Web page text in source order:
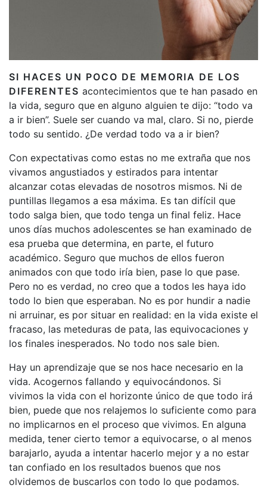
SI HACES UN POCO DE MEMORIA DE LOS
DIFERENTES acontecimientos que te han pasado en
la vida, seguro que en alguno alguien te dijo: “todo va
a ir bien”. Suele ser cuando va mal, claro. Si no, pierde
todo su sentido. ¿De verdad todo va a ir bien?
Con expectativas como estas no me extraña que nos
vivamos angustiados y estirados para intentar
alcanzar cotas elevadas de nosotros mismos. Ni de
puntillas llegamos a esa máxima. Es tan difícil que
todo salga bien, que todo tenga un final feliz. Hace
unos días muchos adolescentes se han examinado de
esa prueba que determina, en parte, el futuro
académico. Seguro que muchos de ellos fueron
animados con que todo iría bien, pase lo que pase.
Pero no es verdad, no creo que a todos les haya ido
todo lo bien que esperaban. No es por hundir a nadie
ni arruinar, es por situar en realidad: en la vida existe el
fracaso, las meteduras de pata, las equivocaciones y
los finales inesperados. No todo nos sale bien.
Hay un aprendizaje que se nos hace necesario en la
vida. Acogernos fallando y equivocándonos. Si
vivimos la vida con el horizonte único de que todo irá
bien, puede que nos relajemos lo suficiente como para
no implicarnos en el proceso que vivimos. En alguna
medida, tener cierto temor a equivocarse, o al menos
barajarlo, ayuda a intentar hacerlo mejor y a no estar
tan confiado en los resultados buenos que nos
olvidemos de buscarlos con todo lo que podamos.